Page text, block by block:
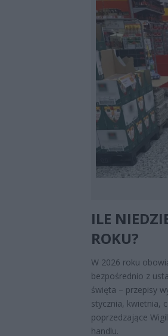
ILE
ROKU?
W 2026 roku
bezpośrednio z
święta – przepisy
stycznia, kwietnia,
poprzedzające
handlu.